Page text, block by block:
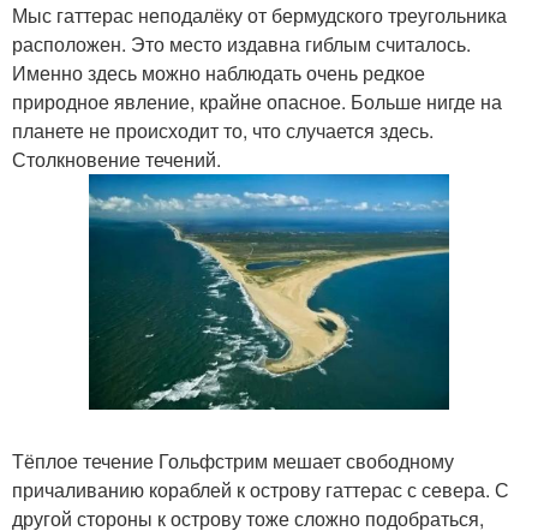
Мыс гаттерас неподалёку от бермудского треугольника
расположен. Это место издавна гиблым считалось.
Именно здесь можно наблюдать очень редкое
природное явление, крайне опасное. Больше нигде на
планете не происходит то, что случается здесь.
Столкновение течений.
Тёплое течение Гольфстрим мешает свободному
причаливанию кораблей к острову гаттерас с севера. С
другой стороны к острову тоже сложно подобраться,